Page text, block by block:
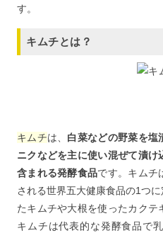
す。
キムチとは？
キムチは、 白菜などの野菜を塩
ニクなどを主に使い混ぜて漬
含まれる発酵食品です。キムチ
される世界五大健康食品の1つ
たキムチや大根を使ったカクテ
キムチは代表的な発酵食品で